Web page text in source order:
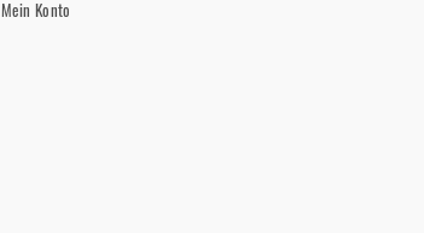
Mein Konto